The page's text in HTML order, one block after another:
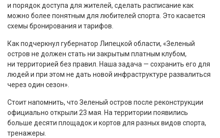
и порядок доступа для жителей, сделать расписание как
можно более понятным для любителей спорта. Это касается
схемы бронирования и тарифов.
Как подчеркнул губернатор Липецкой области, «Зеленый
остров не должен стать ни закрытым платным клубом,
ни территорией без правил. Наша задача — сохранить его для
людей и при этом не дать новой инфраструктуре развалиться
через один сезон».
Стоит напомнить, что Зеленый остров после реконструкции
официально открыли 23 мая. На территории появились
больше десяти площадок и кортов для разных видов спорта,
тренажеры.